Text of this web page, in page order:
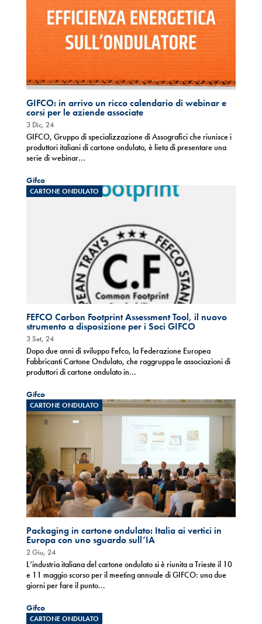
GIFCO: in arrivo un ricco calendario di webinar e
corsi per le aziende associate
3 Dic, 24
GIFCO, Gruppo di specializzazione di Assografici che riunisce i
produttori italiani di cartone ondulato, è lieta di presentare una
serie di webinar...
Gifco
CARTONE ONDULATO
FEFCO Carbon Footprint Assessment Tool, il nuovo
strumento a disposizione per i Soci GIFCO
3 Set, 24
Dopo due anni di sviluppo Fefco, la Federazione Europea
Fabbricanti Cartone Ondulato, che raggruppa le associazioni di
produttori di cartone ondulato in...
Gifco
CARTONE ONDULATO
Packaging in cartone ondulato: Italia ai vertici in
Europa con uno sguardo sull’IA
2 Giu, 24
L’industria italiana del cartone ondulato si è riunita a Trieste il 10
e 11 maggio scorso per il meeting annuale di GIFCO: una due
giorni per fare il punto...
Gifco
CARTONE ONDULATO